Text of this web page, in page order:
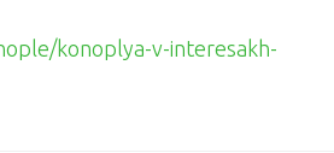
konoplya-v-interesakh-